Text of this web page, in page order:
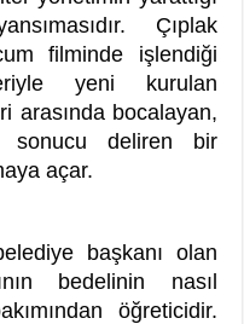
Çıplak
filminde işlendiği
yeni kurulan
arasında bocalayan,
sonucu deliren bir
açar.
başkanı olan
bedelinin nasıl
öğreticidir.